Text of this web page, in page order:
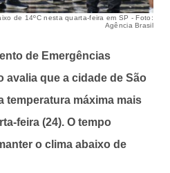
de 14ºC nesta quarta-feira em SP - Foto:
Agência Brasil
de Emergências
avalia que a cidade de São
temperatura máxima mais
feira (24). O tempo
o clima abaixo de